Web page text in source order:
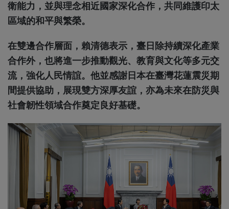
衛能力，並與理念相近國家深化合作，共同維護印太
區域的和平與繁榮。
在雙邊合作層面，賴清德表示，臺日除持續深化產業
合作外，也將進一步推動觀光、教育與文化等多元交
流，強化人民情誼。他並感謝日本在臺灣花蓮震災期
間提供協助，展現雙方深厚友誼，亦為未來在防災與
社會韌性領域合作奠定良好基礎。